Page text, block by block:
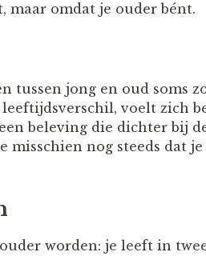
maar omdat je ouder bént.
tussen jong en oud soms
voelt zich
beleving die dichter bij
misschien nog steeds dat
worden: je leeft in